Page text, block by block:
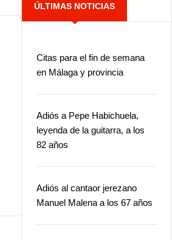
ÚLTIMAS NOTICIAS
Citas para el fin de semana
en Málaga y provincia
Adiós a Pepe Habichuela,
leyenda de la guitarra, a los
82 años
Adiós al cantaor jerezano
Manuel Malena a los 67 años